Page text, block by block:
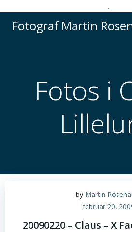
.
til
Fotograf Martin
Fotos i
by Martin
februar 20,
20090220 – Claus – X